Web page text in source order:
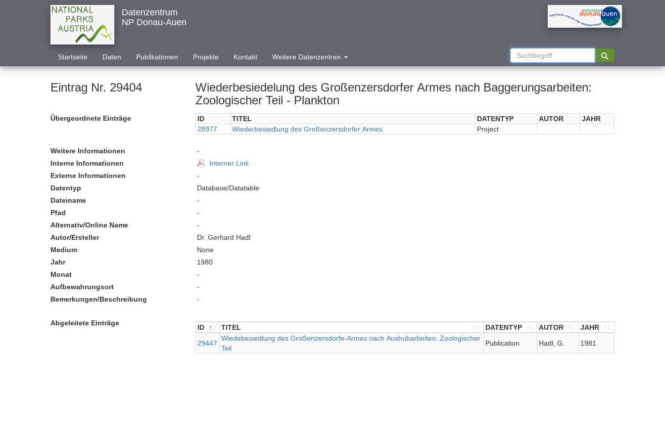
Datenzentrum
NP Donau-Auen
Startseite Daten Publikationen Projekte Kontakt Weitere Datenzentren
Eintrag Nr. 29404
Wiederbesiedelung des Großenzersdorfer Armes nach Baggerungsarbeiten:
Zoologischer Teil - Plankton
Übergeordnete Einträge ID TITEL DATENTYP AUTOR
JAHR
28977
Wiederbesiedlung des Großenzersdorfer Armes Project
Weitere Informationen
-
Interne Informationen
Interner Link
Externe Informationen
-
Datentyp
Database/Datatable
Dateiname
-
Pfad
-
Alternativ/Online Name
-
Autor/Ersteller
Dr. Gerhard Hadl
Medium
None
Jahr
1980
Monat
-
Aufbewahrungsort
-
Bemerkungen/Beschreibung
-
Abgeleitete Einträge
ID TITEL DATENTYP AUTOR
JAHR
TITEL
29447
Wiedebesiedlung des Großenzersdorfe-Armes nach Aushubarbeiten: Zoologischer
Teil
Publication Hadl, G. 1981